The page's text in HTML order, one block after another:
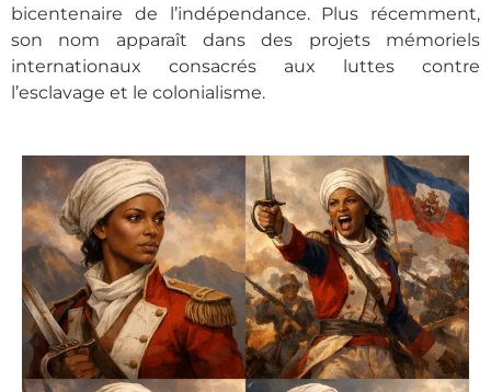
bicentenaire de l’indépendance. Plus récemment,
son nom apparaît dans des projets mémoriels
internationaux consacrés aux luttes contre
l’esclavage et le colonialisme.